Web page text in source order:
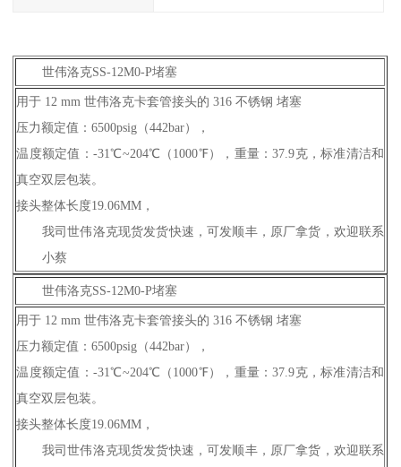
世伟洛克SS-12M0-P堵塞
用于 12 mm 世伟洛克卡套管接头的 316 不锈钢 堵塞
压力额定值：6500psig（442bar），
温度额定值：-31℃~204℃（1000℉），重量：37.9克，标准清洁和
真空双层包装。
接头整体长度19.06MM，
我司世伟洛克现货发货快速，可发顺丰，原厂拿货，欢迎联系
小蔡
世伟洛克SS-12M0-P堵塞
用于 12 mm 世伟洛克卡套管接头的 316 不锈钢 堵塞
压力额定值：6500psig（442bar），
温度额定值：-31℃~204℃（1000℉），重量：37.9克，标准清洁和
真空双层包装。
接头整体长度19.06MM，
我司世伟洛克现货发货快速，可发顺丰，原厂拿货，欢迎联系